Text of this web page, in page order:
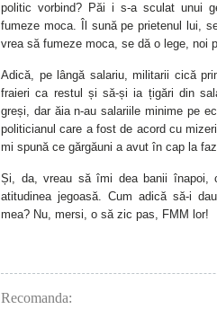
politic vorbind? Păi i s-a sculat unui
fumeze moca. Îl sună pe prietenul lui,
vrea să fumeze moca, se dă o lege, noi
Adică, pe lângă salariu, militarii cică
fraieri ca restul și să-și ia țigări din
greși, dar ăia n-au salariile minime pe
politicianul care a fost de acord cu
mi spună ce gărgăuni a avut în cap la
Și, da, vreau să îmi dea banii înapoi,
atitudinea jegoasă. Cum adică să-i
mea? Nu, mersi, o să zic pas, FMM lor!
Recomanda: